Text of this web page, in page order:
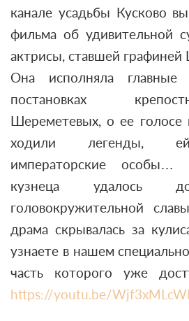
канале усадьбы Кусково
фильма об удивительной
актрисы, ставшей
Она исполняла
постановках
Шереметевых, о ее голосе
ходили легенды, ей
императорские
кузнеца удалось
головокружительной
драма скрывалась за
узнаете в нашем
часть которого уже
https://youtu.be/